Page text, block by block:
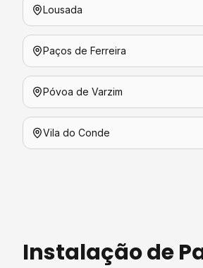
Lousada
Paços de Ferreira
Póvoa de Varzim
Vila do Conde
Instalação de